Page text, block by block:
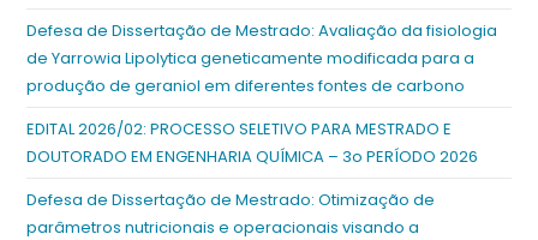
Defesa de Dissertação de Mestrado: Avaliação da fisiologia
de Yarrowia Lipolytica geneticamente modificada para a
produção de geraniol em diferentes fontes de carbono
EDITAL 2026/02: PROCESSO SELETIVO PARA MESTRADO E
DOUTORADO EM ENGENHARIA QUÍMICA – 3o PERÍODO 2026
Defesa de Dissertação de Mestrado: Otimização de
parâmetros nutricionais e operacionais visando a